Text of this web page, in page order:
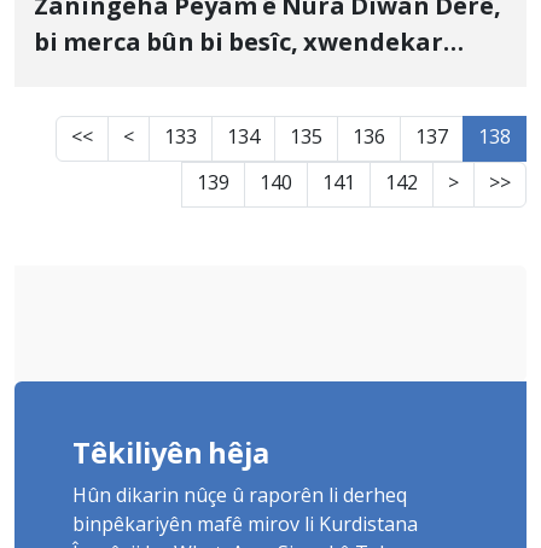
Zanîngeha Peyam ê Nûra Dîwan Derê,
bi merca bûn bi besîc, xwendekar
<< < 133 134 135 136 137
138
139
140 141 142 > >>
Têkiliyên hêja
Hûn dikarin nûçe û raporên li derheq
binpêkariyên mafê mirov li Kurdistana